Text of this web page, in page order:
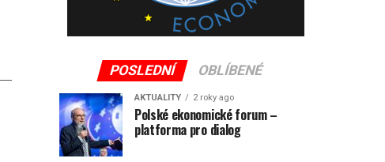
POSLEDNÍ OBLÍBENÉ
AKTUALITY 2 roky ago
Polské ekonomické forum –
platforma pro dialog